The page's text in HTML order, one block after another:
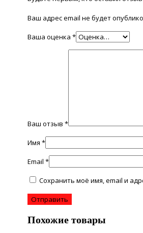
Ваш адрес email не будет
Ваша оценка*
Ваш отзыв*
Имя*
Email*
Сохранить моё имя, email и
Похожие товары